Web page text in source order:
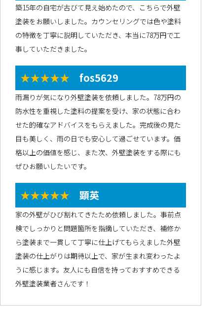
築15年の自宅が古びて見え始めたので、こちらで外壁
塗装をお願いしました。カウンセリングでは色や塗料
の特徴を丁寧に説明していただき、本当に78万円で工
事していただきました。
★★★★★ fos5629
雨漏りが気になり外壁塗装を依頼しました。78万円の
防水性を重視した塗料の提案を受け、家の状態に合わ
せた的確なアドバイスをもらえました。完成後の見た
目も美しく、雨の日でも安心して過ごせています。価
格以上の価値を感じ、また次、外壁塗装をする際にも
ぜひお願いしたいです。
★★★★★ 顕英
家の外壁がひび割れてきたため依頼しました。事前点
検でしっかりと問題箇所を指摘していただき、補修か
ら塗装まで一貫して丁寧に仕上げてもらえました外壁
塗装の仕上がりは期待以上で、家が生まれ変わったよ
うに感じます。友人にも自信を持っておすすめできる
外壁塗装業者さんです！